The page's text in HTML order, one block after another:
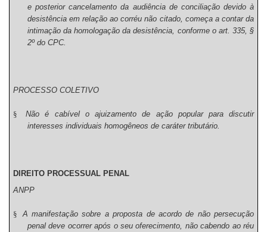
e posterior cancelamento da audiência de conciliação devido à
desistência em relação ao corréu não citado, começa a contar da
intimação da homologação da desistência, conforme o art. 335, §
2º do CPC.
PROCESSO COLETIVO
§
Não é cabível o ajuizamento de ação popular para discutir
interesses individuais homogêneos de caráter tributário.
DIREITO PROCESSUAL PENAL
ANPP
§
A manifestação sobre a proposta de acordo de não persecução
penal deve ocorrer após o seu oferecimento, não cabendo ao réu